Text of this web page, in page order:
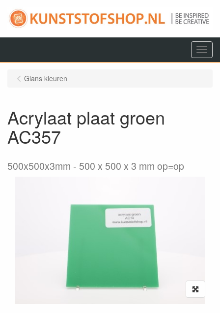
Menu
Glans kleuren
Acrylaat plaat groen
AC357
500x500x3mm 500 x 500 x 3 mm op=op